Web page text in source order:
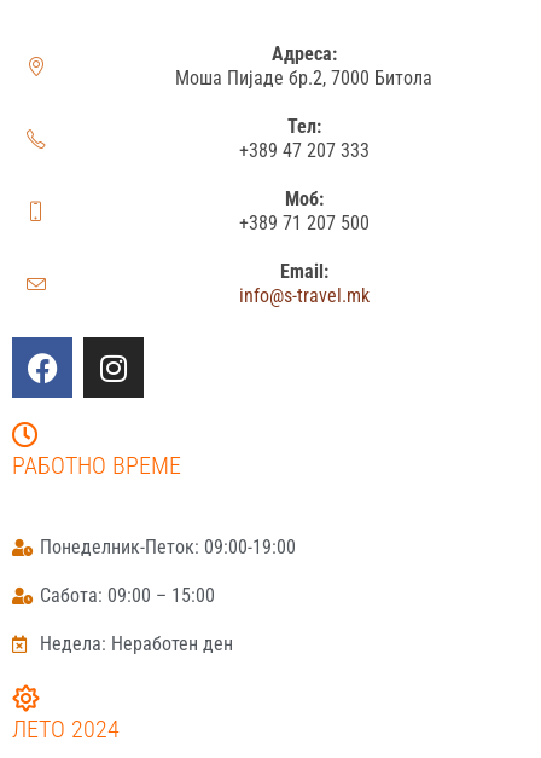
Адреса:
Моша Пијаде бр.2, 7000 Битола
Тел:
+389 47 207 333
Моб:
+389 71 207 500
Email:
info@s-travel.mk
РАБОТНО ВРЕМЕ
Понеделник-Петок: 09:00-19:00
Сабота: 09:00 – 15:00
Недела: Неработен ден
ЛЕТО 2024